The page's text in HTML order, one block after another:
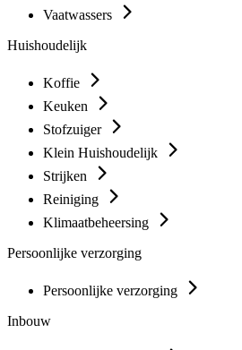
Vaatwassers
Huishoudelijk
Koffie
Keuken
Stofzuiger
Klein Huishoudelijk
Strijken
Reiniging
Klimaatbeheersing
Persoonlijke verzorging
Persoonlijke verzorging
Inbouw